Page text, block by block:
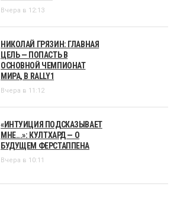
Вчера в 12:13
НИКОЛАЙ ГРЯЗИН: ГЛАВНАЯ
ЦЕЛЬ — ПОПАСТЬ В
ОСНОВНОЙ ЧЕМПИОНАТ
МИРА, В RALLY1
Вчера в 11:12
«ИНТУИЦИЯ ПОДСКАЗЫВАЕТ
МНЕ...»: КУЛТХАРД — О
БУДУЩЕМ ФЕРСТАППЕНА
Вчера в 10:11